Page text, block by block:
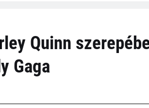
Quinn
Gaga